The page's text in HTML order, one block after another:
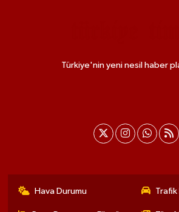
Türkiye'nin yeni nesil haber
Hava Durumu Trafik